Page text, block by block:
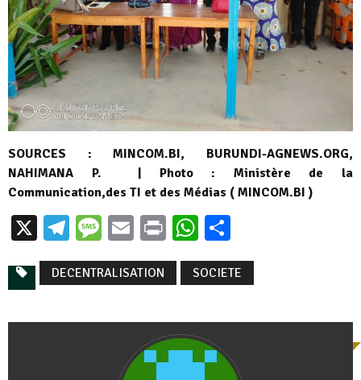
SOURCES : MINCOM.BI, BURUNDI-AGNEWS.ORG,
NAHIMANA P. | Photo : Ministère de la
Communication,des TI et des Médias ( MINCOM.BI )
X Telegram
Message
EmailPrintWhatsApp
DECENTRALISATION SOCIETE